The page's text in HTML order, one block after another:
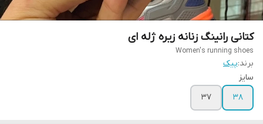
کتانی رانینگ زنانه زیره ژله ای
Women's running shoes
برند:پیک
سايز
38
37